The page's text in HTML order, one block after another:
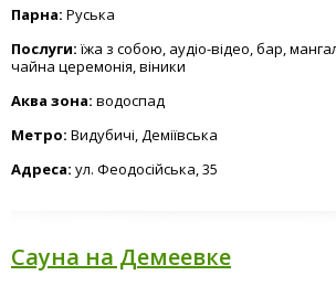
Парна: Руська
Послуги: їжа з собою, аудіо-відео, бар,
чайна церемонія, віники
Аква зона: водоспад
Метро: Видубичі, Деміївська
Адреса: ул. Феодосійська, 35
Сауна на Демеевке